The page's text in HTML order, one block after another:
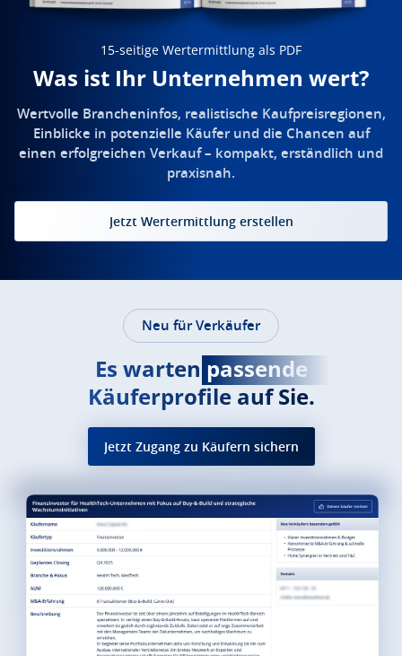
15-seitige Wertermittlung als PDF
Was ist Ihr Unternehmen wert?
Wertvolle Brancheninfos, realistische Kaufpreisregionen,
Einblicke in potenzielle Käufer und die Chancen auf
einen erfolgreichen Verkauf – kompakt, erständlich und
praxisnah.
Jetzt Wertermittlung erstellen
Neu für Verkäufer
Es warten passende
Käuferprofile auf Sie.
Jetzt Zugang zu Käufern sichern